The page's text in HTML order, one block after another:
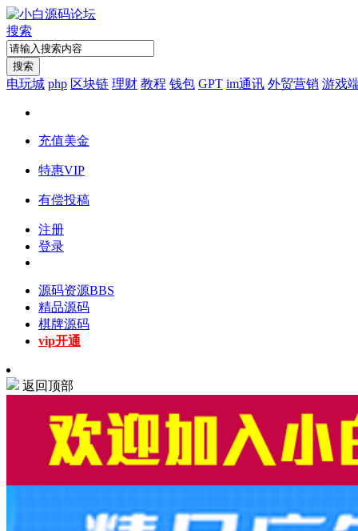
搜索
搜索
电玩城 php 区块链 理财 教程 钱包 GPT im通讯 外贸营销 游戏
充值美金
特惠VIP
有偿投稿
注册
登录
源码资源BBS
精品源码
棋牌源码
vip开通
返回顶部